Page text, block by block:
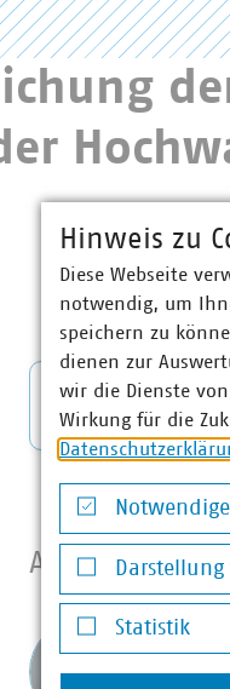
Marco
Hinweis zu
Diese Webseite
notwendig, um
speichern zu
dienen zur
wir die Dienste
Wirkung für die
Notwendige
Darstellung
Statistik
Statistik